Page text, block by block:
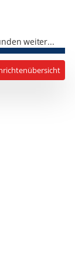
weiter...